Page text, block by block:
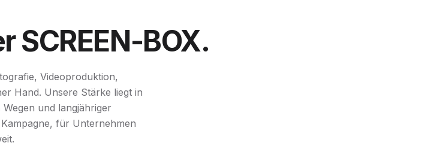
SCREEN-BOX.
Videoproduktion,
Hand. Unsere Stärke liegt in
und langjähriger
für Unternehmen